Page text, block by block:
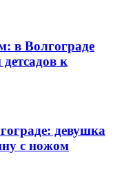
в Волгограде
к
девушка
с ножом